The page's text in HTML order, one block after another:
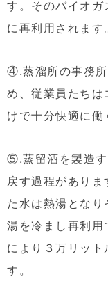
す。そのバイオ
に再利用されます。
④.蒸溜所の事務
め、従業員たち
けで十分快適に働
⑤.蒸留酒を製造
戻す過程があり
た水は熱湯とな
湯を冷まし再利
により３万リッ
す。